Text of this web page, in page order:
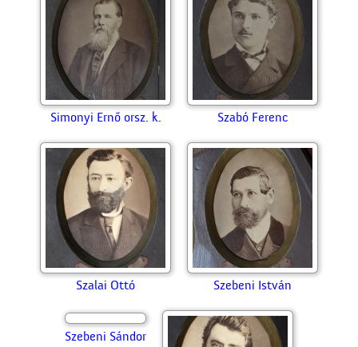
Piros József Reggel Ferenc
Sági Károly Sági Márton